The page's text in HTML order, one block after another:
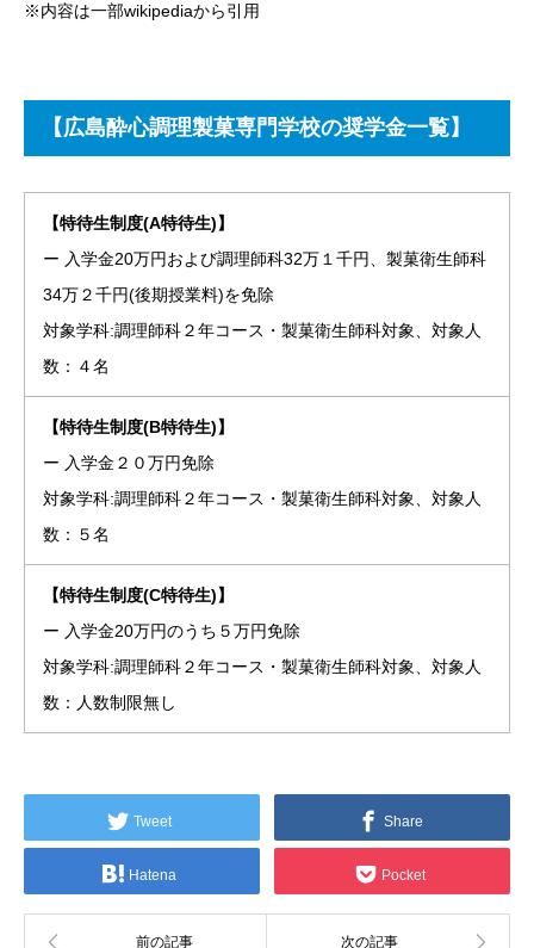
※内容は一部wikipediaから引用
【広島酔心調理製菓専門学校の奨学金一覧】
【特待生制度(A特待生)】
ー 入学金20万円および調理師科32万１千円、製菓衛生師科
34万２千円(後期授業料)を免除
対象学科:調理師科２年コース・製菓衛生師科対象、対象人
数：４名
【特待生制度(B特待生)】
ー 入学金２０万円免除
対象学科:調理師科２年コース・製菓衛生師科対象、対象人
数：５名
【特待生制度(C特待生)】
ー 入学金20万円のうち５万円免除
対象学科:調理師科２年コース・製菓衛生師科対象、対象人
数：人数制限無し
Tweet Share
Hatena Pocket